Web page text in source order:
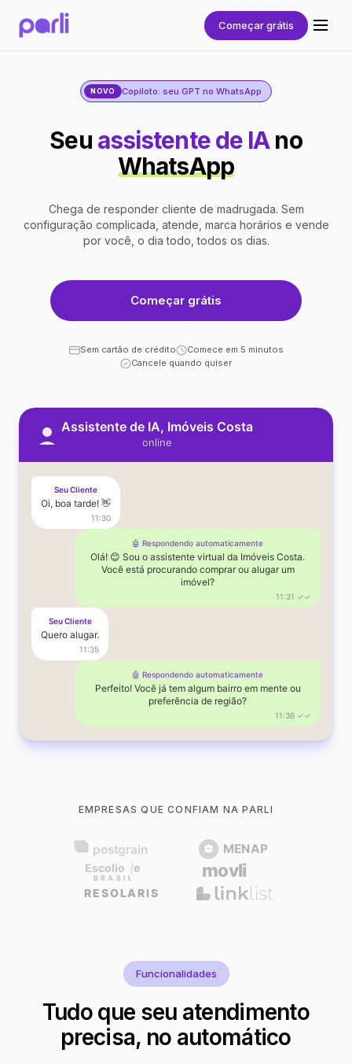
Começar grátis
NOVO Copiloto: seu GPT no WhatsApp
Seu assistente de IAno
WhatsApp
Chega de responder cliente de madrugada. Sem
configuração complicada, atende, marca horários e vende
por você, o dia todo, todos os dias.
Começar grátis
Sem cartão de crédito
Comece em 5 minutos
Cancele quando quiser
Assistente de IA, Imóveis Costa
online
Seu Cliente
Oi, boa tarde! 👋
11:30
🤖 Respondendo automaticamente
Olá! 😊 Sou o assistente virtual da Imóveis Costa.
Você está procurando comprar ou alugar um
imóvel?
11:31 ✓✓
Seu Cliente
Quero alugar.
11:35
🤖 Respondendo automaticamente
Perfeito! Você já tem algum bairro em mente ou
preferência de região?
11:36 ✓✓
EMPRESAS QUE CONFIAM NA PARLI
Funcionalidades
Tudo que seu atendimento
precisa, no automático